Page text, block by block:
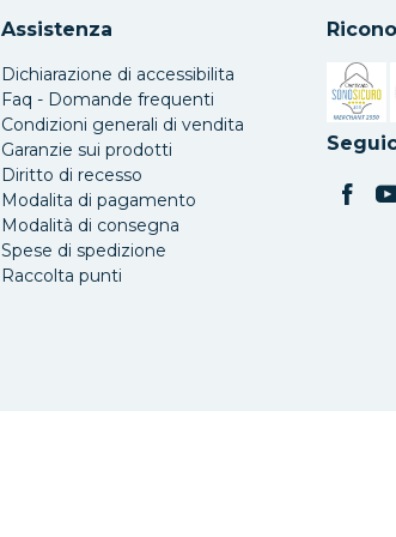
Assistenza
Dichiarazione di accessibilita
Faq - Domande frequenti
Condizioni generali di vendita
Garanzie sui prodotti
Diritto di recesso
Modalita di pagamento
Modalità di consegna
Spese di spedizione
Raccolta punti
Si apre